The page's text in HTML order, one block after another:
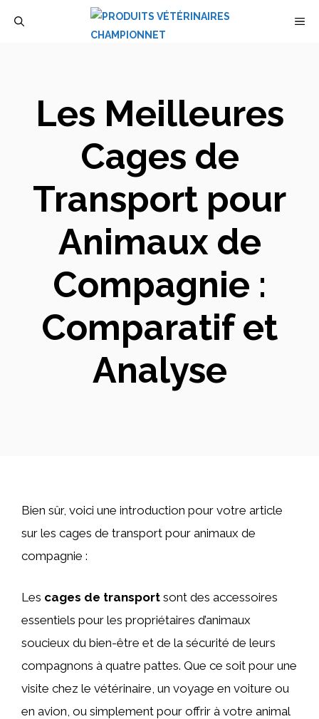
Les Meilleures
Cages de
Transport pour
Animaux de
Compagnie :
Comparatif et
Analyse
Bien sûr, voici une introduction pour votre article
sur les cages de transport pour animaux de
compagnie :
Les cages de transport sont des accessoires
essentiels pour les propriétaires d’animaux
soucieux du bien-être et de la sécurité de leurs
compagnons à quatre pattes. Que ce soit pour une
visite chez le vétérinaire, un voyage en voiture ou
en avion, ou simplement pour offrir à votre animal